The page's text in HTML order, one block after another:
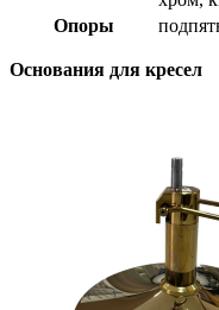
Опоры
Основания для кресел